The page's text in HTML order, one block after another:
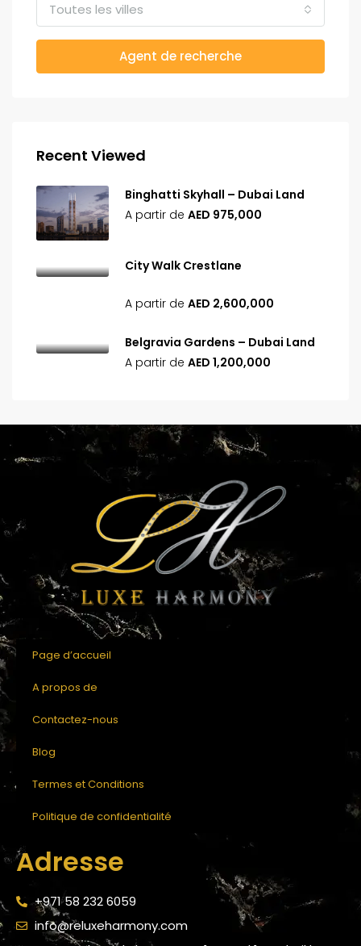
Toutes les villes
Agent de recherche
Recent Viewed
Binghatti Skyhall – Dubai Land
A partir de AED 975,000
City Walk Crestlane
A partir de AED 2,600,000
Belgravia Gardens – Dubai Land
A partir de AED 1,200,000
Page d’accueil
A propos de
Contactez-nous
Blog
Termes et Conditions
Politique de confidentialité
Adresse
+971 58 232 6059
info@reluxeharmony.com